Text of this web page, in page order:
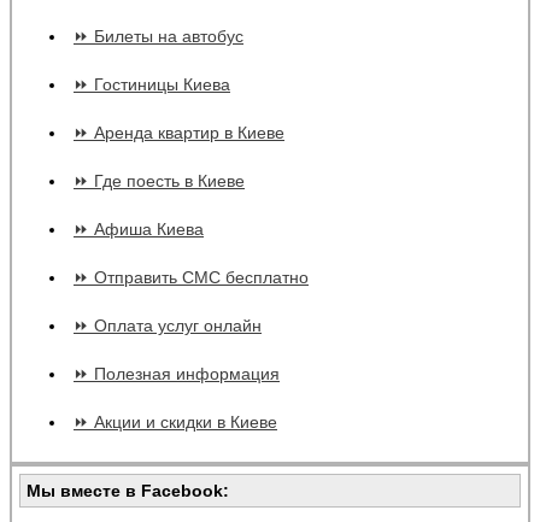
⏩ Билеты на автобус
⏩ Гостиницы Киева
⏩ Аренда квартир в Киеве
⏩ Где поесть в Киеве
⏩ Афиша Киева
⏩ Отправить СМС бесплатно
⏩ Оплата услуг онлайн
⏩ Полезная информация
⏩ Акции и скидки в Киеве
Мы вместе в Facebook: